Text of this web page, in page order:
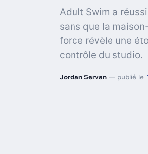
Adult Swim a
sans que la
force révèle une
contrôle du studio.
Jordan Servan — publié le